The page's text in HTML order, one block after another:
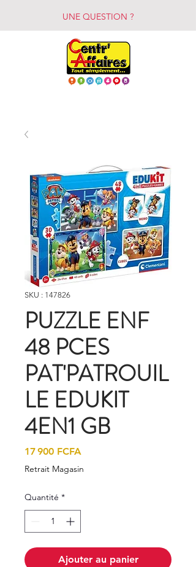
UNE QUESTION ?
SKU : 147826
PUZZLE ENF
48 PCES
PAT'PATROUIL
LE EDUKIT
4EN1 GB
17 900 FCFA
Retrait Magasin
Quantité *
Ajouter au panier